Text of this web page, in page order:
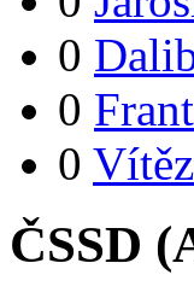
0
0
0
ČSSD (